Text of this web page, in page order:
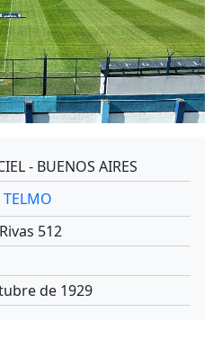
- BUENOS AIRES
TELMO
512
de 1929